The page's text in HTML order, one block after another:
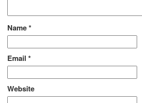
Name*
Email *
Website